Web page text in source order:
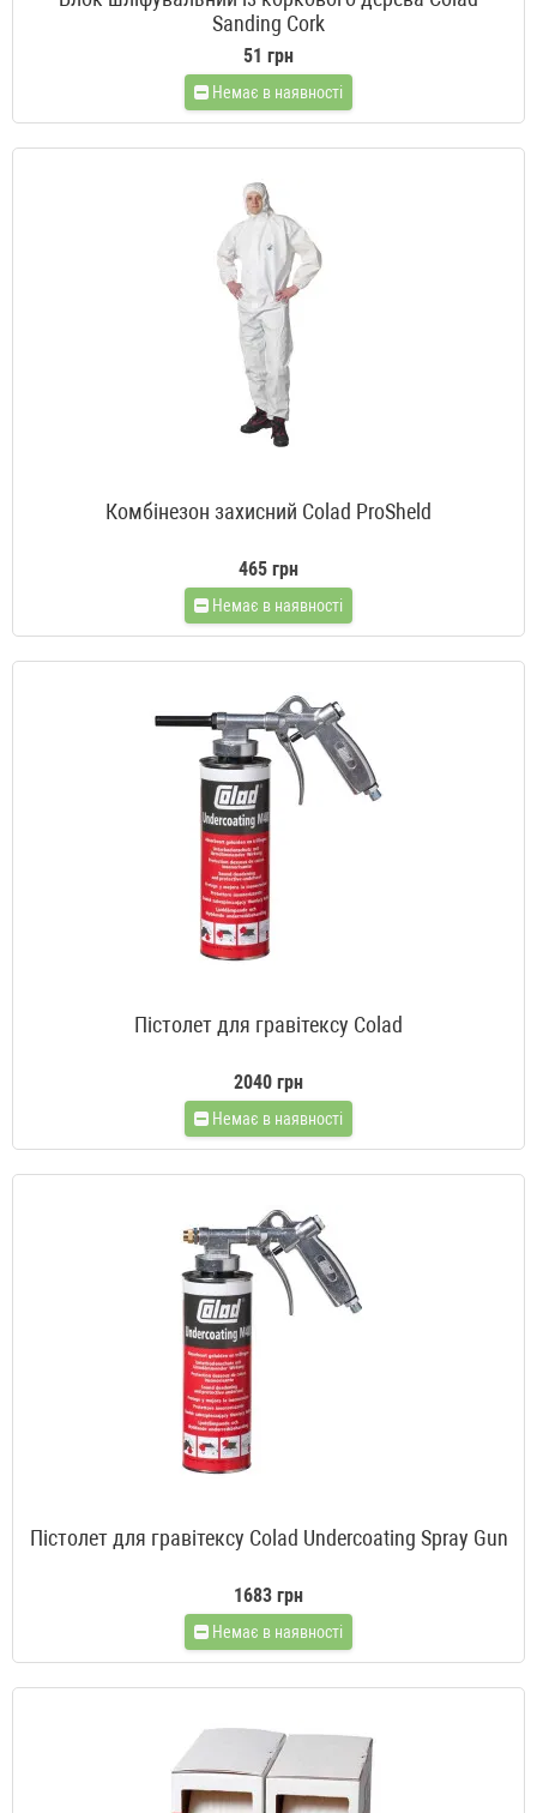
Sanding Cork
51 грн
Немає в наявності
Комбінезон захисний Colad ProSheld
465 грн
Немає в наявності
Пістолет для гравітексу Colad
2040 грн
Немає в наявності
Пістолет для гравітексу Colad Undercoating Spray Gun
1683 грн
Немає в наявності